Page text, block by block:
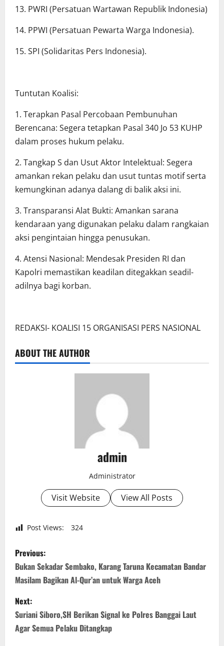
13. PWRI (Persatuan Wartawan Republik Indonesia)
14. PPWI (Persatuan Pewarta Warga Indonesia).
15. SPI (Solidaritas Pers Indonesia).
Tuntutan Koalisi:
1. Terapkan Pasal Percobaan Pembunuhan
Berencana: Segera tetapkan Pasal 340 Jo 53 KUHP
dalam proses hukum pelaku.
2. Tangkap S dan Usut Aktor Intelektual: Segera
amankan rekan pelaku dan usut tuntas motif serta
kemungkinan adanya dalang di balik aksi ini.
3. Transparansi Alat Bukti: Amankan sarana
kendaraan yang digunakan pelaku dalam rangkaian
aksi pengintaian hingga penusukan.
4. Atensi Nasional: Mendesak Presiden RI dan
Kapolri memastikan keadilan ditegakkan seadil-
adilnya bagi korban.
REDAKSI- KOALISI 15 ORGANISASI PERS NASIONAL
ABOUT THE AUTHOR
admin
Administrator
Visit Website View All Posts
Post Views: 324
P
o
s
t
n
Previous:
Bukan Sekadar Sembako, Karang Taruna Kecamatan Bandar
Masilam Bagikan Al-Qur’an untuk Warga Aceh
Next:
Suriani Siboro,SH Berikan Signal ke Polres Banggai Laut
Agar Semua Pelaku Ditangkap